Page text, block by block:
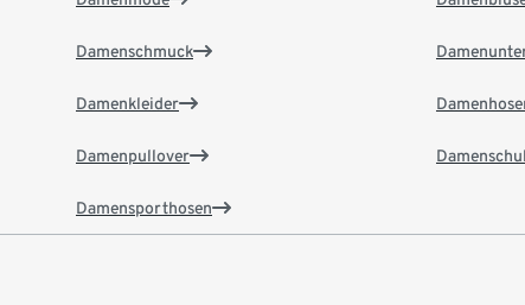
Damenschmuck
Damenkleider
Damenpullover
Damensporthosen